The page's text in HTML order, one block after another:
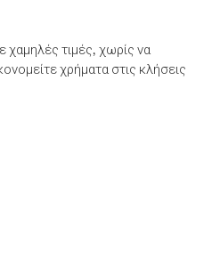
χαμηλές τιμές, χωρίς να
χρήματα στις κλήσεις